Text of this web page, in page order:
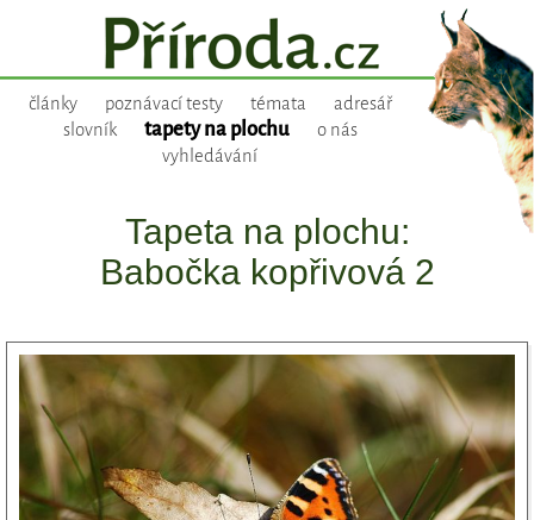
články poznávací testy témata
adresář
slovník
tapety na plochu
o nás
vyhledávání
Tapeta na plochu:
Babočka kopřivová 2